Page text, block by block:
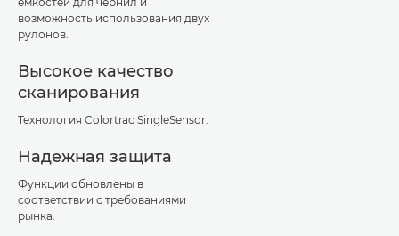
возможность использования двух
рулонов.
Высокое качество
сканирования
Технология Colortrac SingleSensor.
Надежная защита
Функции обновлены в
соответствии с требованиями
рынка.